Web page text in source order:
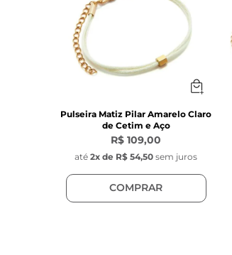
Pulseira Matiz Pilar Amarelo Claro
de Cetim e Aço
R$ 109,00
até 2x de R$ 54,50 sem juros
COMPRAR